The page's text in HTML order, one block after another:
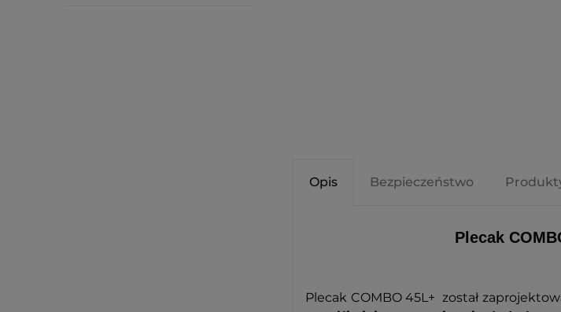
Opis Bezpieczeństwo
Plecak
Plecak COMBO 45L+ został